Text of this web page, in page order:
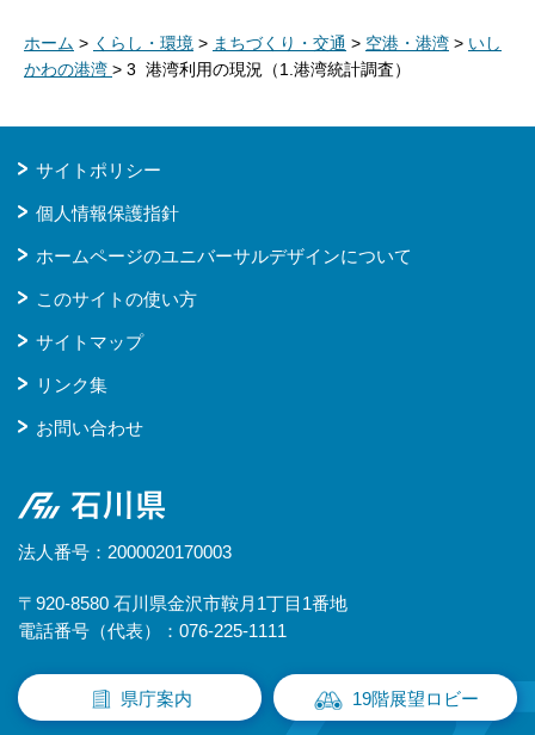
ホーム > くらし・環境 > まちづくり・交通 > 空港・港湾 > いし
かわの港湾 > 3 港湾利用の現況（1.港湾統計調査）
サイトポリシー
個人情報保護指針
ホームページのユニバーサルデザインについて
このサイトの使い方
サイトマップ
リンク集
お問い合わせ
石川県
法人番号：2000020170003
〒920-8580 石川県金沢市鞍月1丁目1番地
電話番号（代表）：076-225-1111
県庁案内 19階展望ロビー